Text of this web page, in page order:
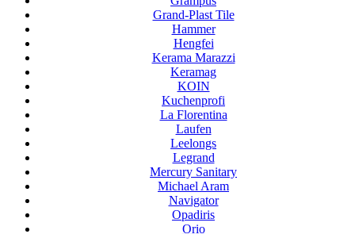
Grand-Plast Tile
Hammer
Hengfei
Kerama Marazzi
Keramag
KOIN
Kuchenprofi
La Florentina
Laufen
Leelongs
Legrand
Mercury Sanitary
Michael Aram
Navigator
Opadiris
Orio